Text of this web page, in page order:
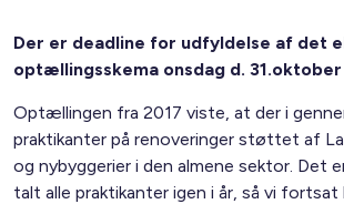
Der er deadline for udfyldelse af det
optællingsskema onsdag d. 31.oktober
Optællingen fra 2017 viste, at der i
praktikanter på renoveringer støttet af
og nybyggerier i den almene sektor. Det
talt alle praktikanter igen i år, så vi